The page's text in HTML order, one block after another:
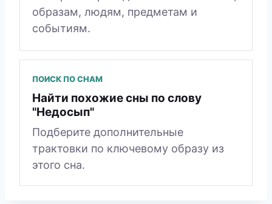
образам, людям, предметам и
событиям.
ПОИСК ПО СНАМ
Найти похожие сны по слову
"Недосып"
Подберите дополнительные
трактовки по ключевому образу из
этого сна.